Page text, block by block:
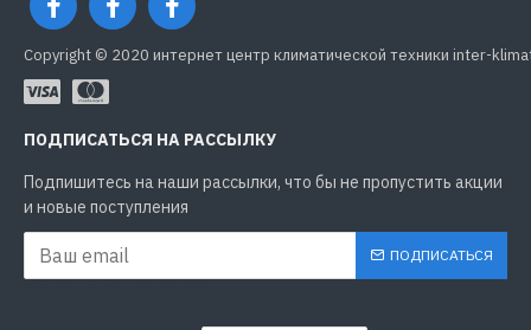
Copyright © 2020 интернет центр климатической техники inter-
ПОДПИСАТЬСЯ НА РАССЫЛКУ
Подпишитесь на наши рассылки, что бы не пропустить акции
и новые поступления
ПОДПИСАТЬСЯ